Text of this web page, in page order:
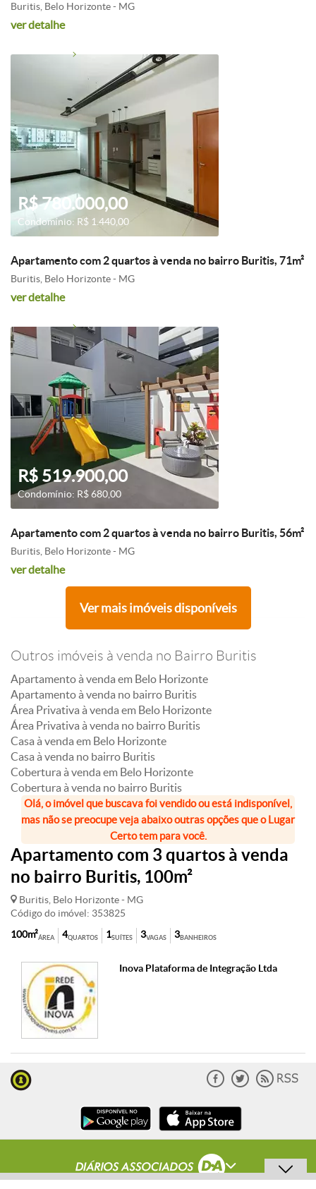
Buritis, Belo Horizonte - MG
ver detalhe
R$ 780.000,00
Condomínio: R$ 1.440,00
Apartamento com 2 quartos à venda no bairro Buritis, 71m²
Buritis, Belo Horizonte - MG
ver detalhe
R$ 519.900,00
Condomínio: R$ 680,00
Apartamento com 2 quartos à venda no bairro Buritis, 56m²
Buritis, Belo Horizonte - MG
ver detalhe
Ver mais imóveis disponíveis
Outros imóveis à venda no Bairro Buritis
Apartamento à venda em Belo Horizonte
Apartamento à venda no bairro Buritis
Área Privativa à venda em Belo Horizonte
Área Privativa à venda no bairro Buritis
Casa à venda em Belo Horizonte
Casa à venda no bairro Buritis
Cobertura à venda em Belo Horizonte
Cobertura à venda no bairro Buritis
Olá, o imóvel que buscava foi vendido ou está indisponível,
mas não se preocupe veja abaixo outras opções que o Lugar
Certo tem para você.
Apartamento com 3 quartos à venda
no bairro Buritis, 100m²
Buritis, Belo Horizonte - MG
Código do imóvel: 353825
ÁREA
100m² QUARTOS
4 SUÍTES
1 VAGAS
3 BANHEIROS
3
Inova Plataforma de Integração Ltda